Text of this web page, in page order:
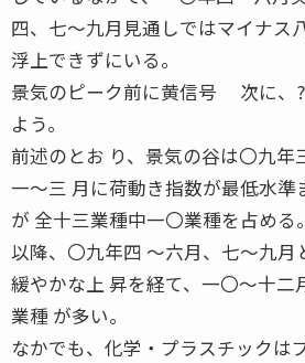
四、七〜九月見通しではマイナス
浮上できずにいる。
景気のピーク前に黄信号 次に、
よう。
前述のとお り、景気の谷は〇九年
一〜三 月に荷動き指数が最低水準
が 全十三業種中一〇業種を占める。
以降、〇九年四 〜六月、七〜九月
緩やかな上 昇を経て、一〇〜十二
業種 が多い。
なかでも、化学・プラスチックは